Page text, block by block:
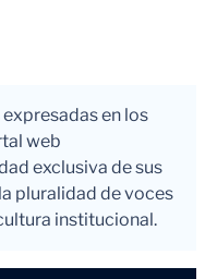
en los
web
exclusiva de sus
pluralidad de voces
institucional.